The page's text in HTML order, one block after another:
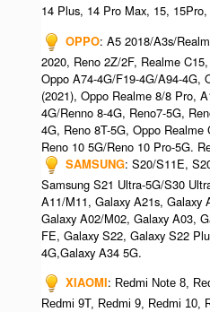
14 Plus, 14 Pro Max, 15,
OPPO: A5 2018/A3s/
2020, Reno 2Z/2F, Realme
Oppo A74-4G/F19-4G/A94-4G,
(2021), Oppo Realme 8/8 Pro,
4G/Renno 8-4G, Reno7-5G,
4G, Reno 8T-5G, Oppo
Reno 10 5G/Reno 10 Pro-5G.
SAMSUNG: S20/S11E,
Samsung S21 Ultra-5G/S30
A11/M11, Galaxy A21s, Galaxy
Galaxy A02/M02, Galaxy A03,
FE, Galaxy S22, Galaxy S22
4G,Galaxy A34 5G.
XIAOMI: Redmi Note 8,
Redmi 9T, Redmi 9, Redmi 10,